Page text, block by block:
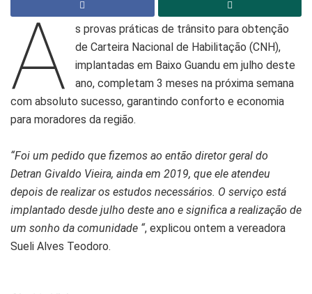
A
s provas práticas de trânsito para obtenção
de Carteira Nacional de Habilitação (CNH),
implantadas em Baixo Guandu em julho deste
ano, completam 3 meses na próxima semana
com absoluto sucesso, garantindo conforto e economia
para moradores da região.
“Foi um pedido que fizemos ao então diretor geral do
Detran Givaldo Vieira, ainda em 2019, que ele atendeu
depois de realizar os estudos necessários. O serviço está
implantado desde julho deste ano e significa a realização de
um sonho da comunidade “, explicou ontem a vereadora
Sueli Alves Teodoro.